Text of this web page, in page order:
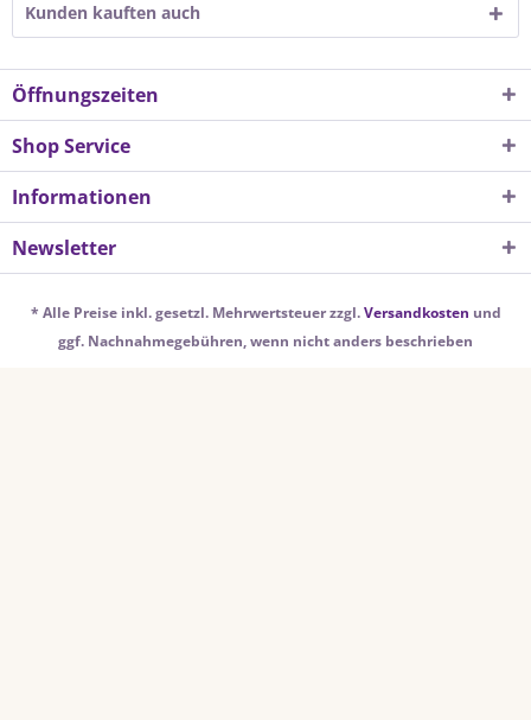
Kunden kauften auch
Öffnungszeiten
Shop Service
Informationen
Newsletter
* Alle Preise inkl. gesetzl. Mehrwertsteuer zzgl.Versandkosten und
ggf. Nachnahmegebühren, wenn nicht anders beschrieben